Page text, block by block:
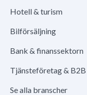
Hotell & turism
Bilförsäljning
Bank & finanssektorn
Tjänsteföretag & B2B
Se alla branscher